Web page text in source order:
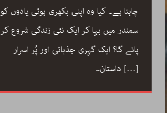
چاہتا ہے۔ کیا وہ اپنی بکھری ہوئی یادوں کو
سمندر میں بہا کر ایک نئی زندگی شروع کر
پائے گا؟ ایک گہری جذباتی اور پُر اسرار
[…]